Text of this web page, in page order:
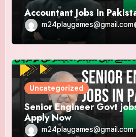
Accountant Jobs In
m24playgames@gmail.com
Uncategorized
Senior Engineer Govt
Apply Now
m24playgames@gmail.com